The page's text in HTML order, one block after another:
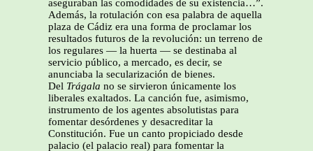
aseguraban las comodidades de su existencia…”.
Además, la rotulación con esa palabra de aquella
plaza de Cádiz era una forma de proclamar los
resultados futuros de la revolución: un terreno de
los regulares — la huerta — se destinaba al
servicio público, a mercado, es decir, se
anunciaba la secularización de bienes.
Del Trágala no se sirvieron únicamente los
liberales exaltados. La canción fue, asimismo,
instrumento de los agentes absolutistas para
fomentar desórdenes y desacreditar la
Constitución. Fue un canto propiciado desde
palacio (el palacio real) para fomentar la